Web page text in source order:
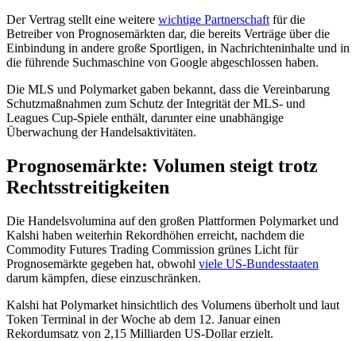
Der Vertrag stellt eine weitere wichtige Partnerschaft für die
Betreiber von Prognosemärkten dar, die bereits Verträge über die
Einbindung in andere große Sportligen, in Nachrichteninhalte und in
die führende Suchmaschine von Google abgeschlossen haben.
Die MLS und Polymarket gaben bekannt, dass die Vereinbarung
Schutzmaßnahmen zum Schutz der Integrität der MLS- und
Leagues Cup-Spiele enthält, darunter eine unabhängige
Überwachung der Handelsaktivitäten.
Prognosemärkte: Volumen steigt trotz
Rechtsstreitigkeiten
Die Handelsvolumina auf den großen Plattformen Polymarket und
Kalshi haben weiterhin Rekordhöhen erreicht, nachdem die
Commodity Futures Trading Commission grünes Licht für
Prognosemärkte gegeben hat, obwohl viele US-Bundesstaaten
darum kämpfen, diese einzuschränken.
Kalshi hat Polymarket hinsichtlich des Volumens überholt und laut
Token Terminal in der Woche ab dem 12. Januar einen
Rekordumsatz von 2,15 Milliarden US-Dollar erzielt.